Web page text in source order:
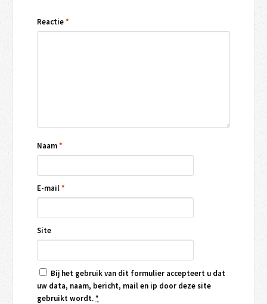
Reactie*
Naam*
E-mail*
Site
Bij het gebruik van dit formulier accepteert u dat
uw data, naam, bericht, mail en ip door deze site
gebruikt wordt.*